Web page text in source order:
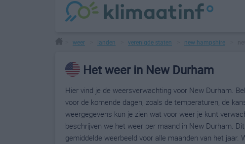
weer landen verenigde staten new hampshire
Het weer in New Durham
Hier vind je de weersverwachting voor New Durham.
voor de komende dagen, zoals de temperaturen, de
weergegevens kun je zien wat voor weer je kunt
beschrijven we het weer per maand in New Durham.
gemiddelde weerbeeld voor alle maanden van het